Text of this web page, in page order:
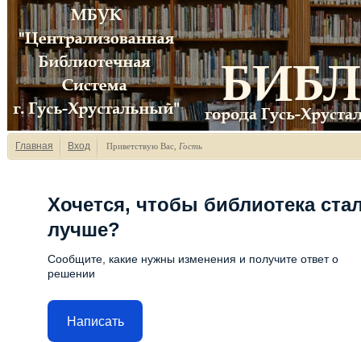
Главная Вход Приветствую Вас Гость
Хочется, чтобы библиотека
лучше?
Сообщите, какие нужны изменения и получите ответ о
решении
Написать